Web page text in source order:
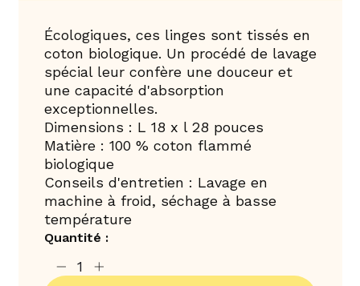
Écologiques, ces linges sont tissés en
coton biologique. Un procédé de lavage
spécial leur confère une douceur et
une capacité d'absorption
exceptionnelles.
Dimensions : L 18 x l 28 pouces
Matière : 100 % coton flammé
biologique
Conseils d'entretien : Lavage en
machine à froid, séchage à basse
température
Quantité :